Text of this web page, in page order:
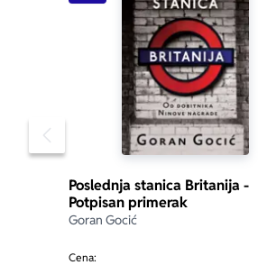
Pomeranje sadržaja slajdera u levo
Poslednja stanica Britanija -
Potpisan primerak
Goran Gocić
Cena: